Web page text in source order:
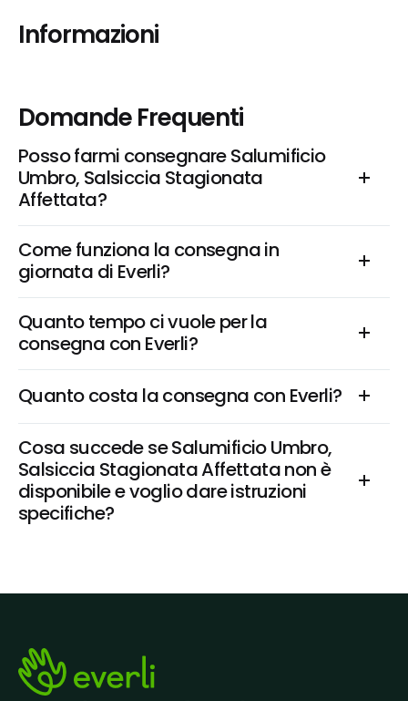
Informazioni
Domande Frequenti
Posso farmi consegnare Salumificio
Umbro, Salsiccia Stagionata
Affettata?
Come funziona la consegna in
giornata di Everli?
Quanto tempo ci vuole per la
consegna con Everli?
Quanto costa la consegna con Everli?
Cosa succede se Salumificio Umbro,
Salsiccia Stagionata Affettata non è
disponibile e voglio dare istruzioni
specifiche?